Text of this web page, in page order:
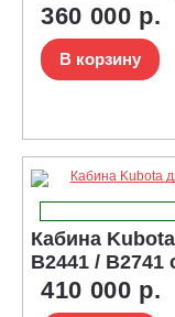
360 000 р.
В корзину
Кабина
B2441 / B2741
410 000 р.